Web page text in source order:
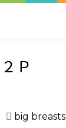
Ｐ
big breasts